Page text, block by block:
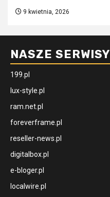
9 kwietnia, 2026
NASZE SERWISY
199.pl
lux-style.pl
ram.net.pl
foreverframe.pl
reseller-news.pl
digitalbox.pl
e-bloger.pl
localwire.pl